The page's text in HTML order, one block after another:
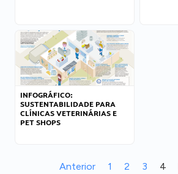
INFOGRÁFICO:
SUSTENTABILIDADE PARA
CLÍNICAS VETERINÁRIAS E
PET SHOPS
Anterior 1 2 3 4